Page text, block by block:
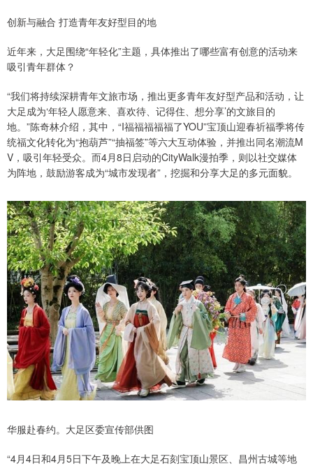
创新与融合 打造青年友好型目的地
近年来，大足围绕“年轻化”主题，具体推出了哪些富有创意的活动来
吸引青年群体？
“我们将持续深耕青年文旅市场，推出更多青年友好型产品和活动，让
大足成为‘年轻人愿意来、喜欢待、记得住、想分享’的文旅目的
地。”陈奇林介绍，其中，“I福福福福福了YOU”宝顶山迎春祈福季将传
统福文化转化为“抱葫芦”“抽福签”等六大互动体验，并推出同名潮流M
V，吸引年轻受众。而4月8日启动的CityWalk漫拍季，则以社交媒体
为阵地，鼓励游客成为“城市发现者”，挖掘和分享大足的多元面貌。
华服赴春约。大足区委宣传部供图
“4月4日和4月5日下午及晚上在大足石刻宝顶山景区、昌州古城等地